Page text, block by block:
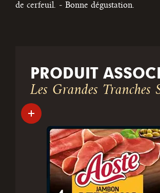
de cerfeuil. - Bonne dégustation.
PRODUIT
Les Grandes Tranches